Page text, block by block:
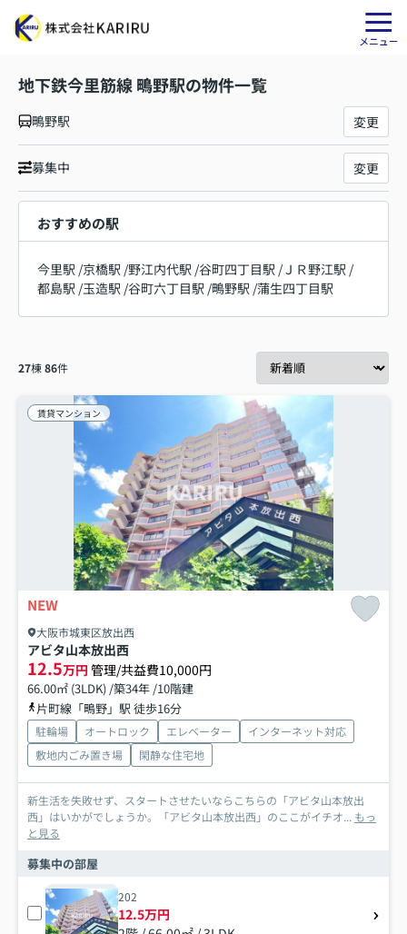
地下鉄今里筋線 鴫野駅の物件一覧
鴫野駅 変更
募集中 変更
おすすめの駅
今里駅 /京橋駅 /野江内代駅 /谷町四丁目駅 /ＪＲ野江駅 /
都島駅 /玉造駅 /谷町六丁目駅 /鴫野駅 /蒲生四丁目駅
27棟86件
賃貸マンション
NEW
大阪市城東区放出西
アビタ山本放出西
12.5万円 管理/共益費10,000円
66.00㎡ (3LDK) /築34年 /10階建
片町線「鴫野」駅 徒歩16分
駐輪場 オートロック エレベーター
インターネット対応
敷地内ごみ置き場
閑静な住宅地
新生活を失敗せず、スタートさせたいならこちらの「アビタ山本放出
西」はいかがでしょうか。「アビタ山本放出西」のここがイチオ... もっ
と見る
募集中の部屋
202
12.5万円